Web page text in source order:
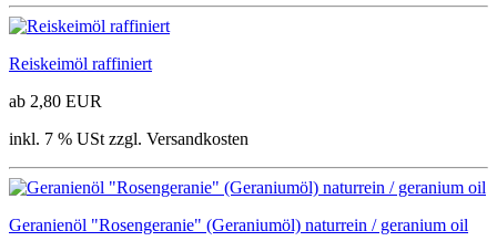
Reiskeimöl raffiniert
ab 2,80 EUR
inkl. 7 % USt zzgl. Versandkosten
Geranienöl "Rosengeranie" (Geraniumöl) naturrein / geranium oil